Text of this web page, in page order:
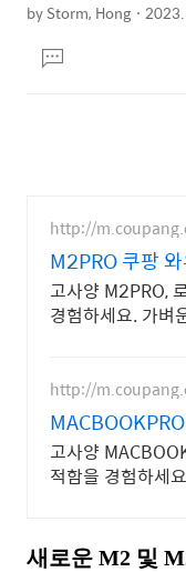
byStorm, Hong
문댓
글
http://
M2PRO 쿠팡
고사양 M2PRO,
경험하세요. 가벼
http://
고사양
적함을 경험하세
새로운 M2 및